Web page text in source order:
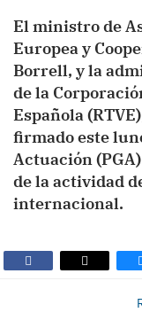
El ministro de
Europea y
Borrell, y la
de la
Española
firmado este
Actuación
de la actividad
internacional.